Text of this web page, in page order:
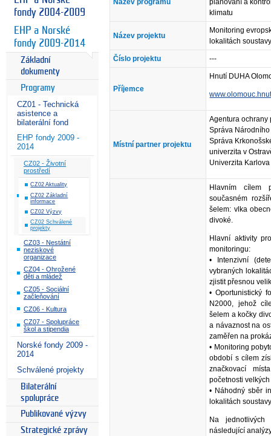
fondy 2004-2009
EHP a Norské
fondy 2009-2014
Základní
dokumenty
Programy
CZ01 - Technická
asistence a
bilaterální fond
EHP fondy 2009 -
2014
CZ02 - Životní
prostředí
CZ02 Aktuality
CZ02 Základní
informace
CZ02 Výzvy
CZ02 Schválené
projekty
CZ03 - Nestátní
neziskové
organizace
CZ04 - Ohrožené
děti a mládež
CZ05 - Sociální
začleňování
CZ06 - Kultura
CZ07 - Spolupráce
škol a stipendia
Norské fondy 2009 -
2014
Schválené projekty
Bilaterální
spolupráce
Publikované výzvy
Strategické zprávy
klimatu
Název projektu
Monitoring
lokalitách
Číslo projektu ---
Příjemce
Hnutí DUHA
Místní partner projektu
Agentura ochrany
Správa
Správa
univerzita v
Univerzita
Hlavním cílem
současném
šelem: vlka
divoké.
Hlavní aktivity
monitoringu:
• Intenzivní
vybraných
zjistit přesnou
• Oportunistický
N2000, jehož
šelem a kočky
a návaznost na
zaměřen na
• Monitoring
období s cílem
značkovací
početnosti
• Náhodný sběr
lokalitách
Na jednotlivých
následující